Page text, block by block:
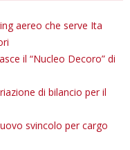
aereo che serve Ita
il “Nucleo Decoro” di
di bilancio per il
svincolo per cargo